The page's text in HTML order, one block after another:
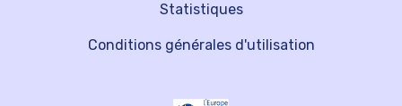
Statistiques
Conditions générales d'utilisation